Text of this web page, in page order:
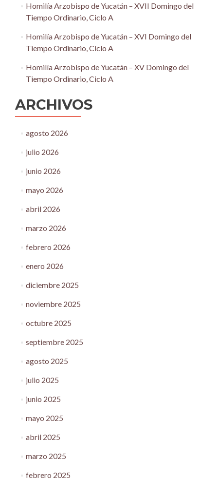
Homilía Arzobispo de Yucatán – XVII Domingo del
Tiempo Ordinario, Ciclo A
Homilía Arzobispo de Yucatán – XVI Domingo del
Tiempo Ordinario, Ciclo A
Homilía Arzobispo de Yucatán – XV Domingo del
Tiempo Ordinario, Ciclo A
ARCHIVOS
agosto 2026
julio 2026
junio 2026
mayo 2026
abril 2026
marzo 2026
febrero 2026
enero 2026
diciembre 2025
noviembre 2025
octubre 2025
septiembre 2025
agosto 2025
julio 2025
junio 2025
mayo 2025
abril 2025
marzo 2025
febrero 2025